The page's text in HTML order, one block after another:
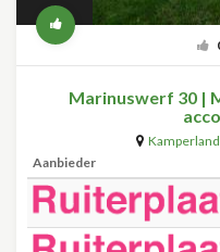
Marinuswerf 30 |
Kamperland
Aanbieder